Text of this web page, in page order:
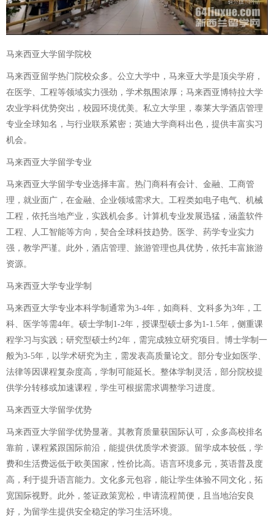
马来西亚大学留学院校
马来西亚留学热门院校众多。公立大学中，马来亚大学是顶尖学府，
在医学、工程等领域实力强劲，学术氛围浓厚；马来西亚博特拉大学
农业学科优势突出，校园环境优美。私立大学里，泰莱大学酒店管理
专业全球知名，与行业联系紧密；英迪大学商科出色，提供丰富实习
机会。
马来西亚大学留学专业
马来西亚大学留学专业选择丰富。热门商科有会计、金融、工商管
理，就业面广，在金融、企业领域需求大。工程类如电子电气、机械
工程，依托当地产业，实践机会多。计算机专业发展迅猛，涵盖软件
工程、人工智能等方向，契合全球科技趋势。医学、药学专业实力
强，教学严谨。此外，酒店管理、旅游管理也具优势，依托丰富旅游
资源。
马来西亚大学专业学制
马来西亚大学专业本科学制通常为3-4年，如商科、文科多为3年，工
科、医学等需4年。硕士学制1-2年，授课型硕士多为1-1.5年，侧重课
程学习与实践；研究型硕士约2年，需完成独立研究项目。博士学制一
般为3-5年，以学术研究为主，需发表高质量论文。部分专业如医学、
法律等因课程复杂度高，学制可能延长。整体学制灵活，部分院校提
供学分转移或加速课程，学生可根据需求调整学习进度。
马来西亚大学留学优势
马来西亚大学留学优势显著。其教育质量获国际认可，众多高校排名
靠前，课程紧跟国际前沿，能提供优质学术资源。留学成本较低，学
费和生活费远低于欧美国家，性价比高。语言环境多元，英语普及度
高，利于提升语言能力。文化多元包容，能让学生体验不同文化，拓
宽国际视野。此外，签证政策宽松，申请流程简便，且当地治安良
好，为留学生提供安全稳定的学习生活环境。